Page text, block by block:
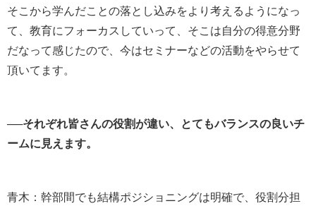
そこから学んだことの落とし込みをより考えるようになっ
て、教育にフォーカスしていって、そこは自分の得意分野
だなって感じたので、今はセミナーなどの活動をやらせて
頂いてます。
──それぞれ皆さんの役割が違い、とてもバランスの良いチ
ームに見えます。
青木：幹部間でも結構ポジショニングは明確で、役割分担